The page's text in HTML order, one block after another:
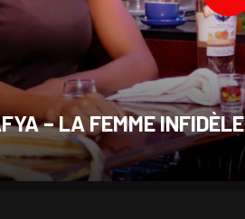
– LA FEMME INFIDÈLE